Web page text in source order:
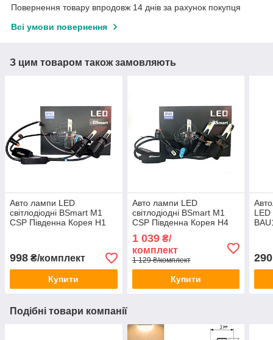
Повернення товару впродовж 14 днів за рахунок покупця
Всі умови повернення
З цим товаром також замовляють
Авто лампи LED
світлодіодні BSmart M1
CSP Південна Корея H1
998 ₴/комплект
Купити
Авто лампи LED
світлодіодні BSmart M1
CSP Південна Корея H4
8000Лм 40Вт 12-24В
1 039₴/
комплект
1 129 ₴/комплект
Купити
LED
290
Подібні товари компанії